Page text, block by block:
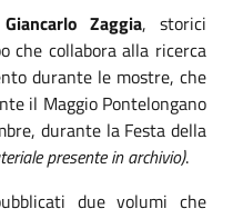
Giancarlo Zaggia, storici
che collabora alla ricerca
durante le mostre, che
il Maggio Pontelongano
durante la Festa della
presente in archivio).
due volumi che